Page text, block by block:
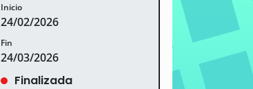
Inicio
24/02/2026
Fin
24/03/2026
Finalizada